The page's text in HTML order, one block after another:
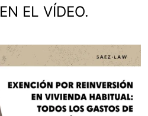
EN EL VÍDEO.